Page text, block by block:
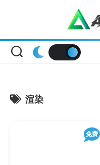
渲染
免费